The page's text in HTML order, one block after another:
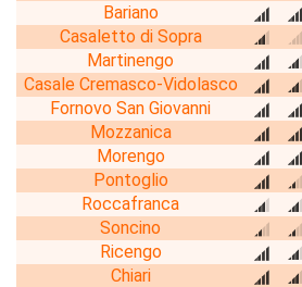
Bariano
Casaletto di Sopra
Martinengo
Casale Cremasco-Vidolasco
Fornovo San Giovanni
Mozzanica
Morengo
Pontoglio
Roccafranca
Soncino
Ricengo
Chiari